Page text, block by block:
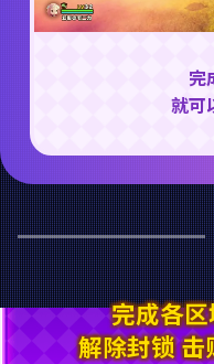
完
就可
完成各
解除封锁 击